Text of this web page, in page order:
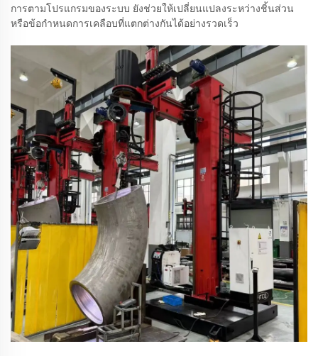
การตามโปรแกรมของระบบ ยังช่วยให้เปลี่ยนแปลงระหว่างชิ้นส่วน
หรือข้อกำหนดการเคลือบที่แตกต่างกันได้อย่างรวดเร็ว